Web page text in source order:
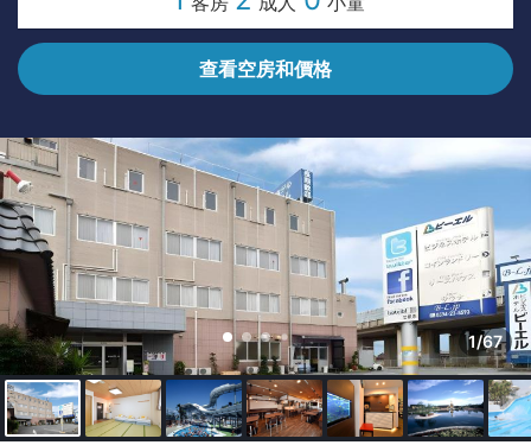
查看空房和價格
1/67